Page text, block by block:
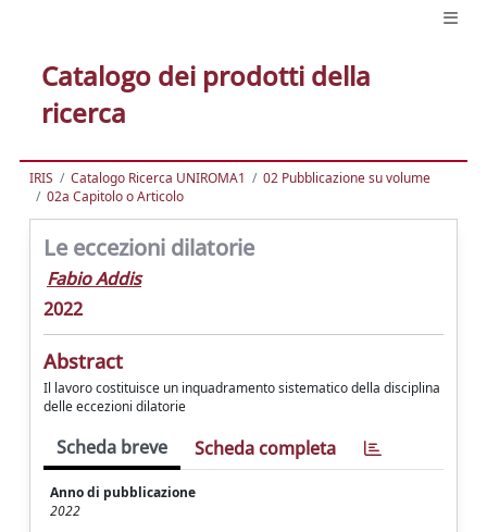
Catalogo dei prodotti della
ricerca
IRIS Catalogo Ricerca UNIROMA1
02 Pubblicazione su volume
02a Capitolo o Articolo
Le eccezioni dilatorie
Fabio Addis
2022
Abstract
Il lavoro costituisce un inquadramento sistematico della disciplina
delle eccezioni dilatorie
Scheda breve Scheda completa
Anno di pubblicazione
2022